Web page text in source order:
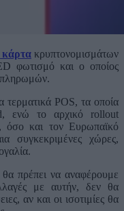
κάρτα κρυπτονομισμάτων
φωτισμό και ο οποίος
πληρωμών.
τερματικά POS, τα οποία
ενώ το αρχικό rollout
όσο και τον Ευρωπαϊκό
συγκεκριμένες χώρες,
θα πρέπει να αναφέρουμε
με αυτήν, δεν θα
αν και οι ισοτιμίες θα